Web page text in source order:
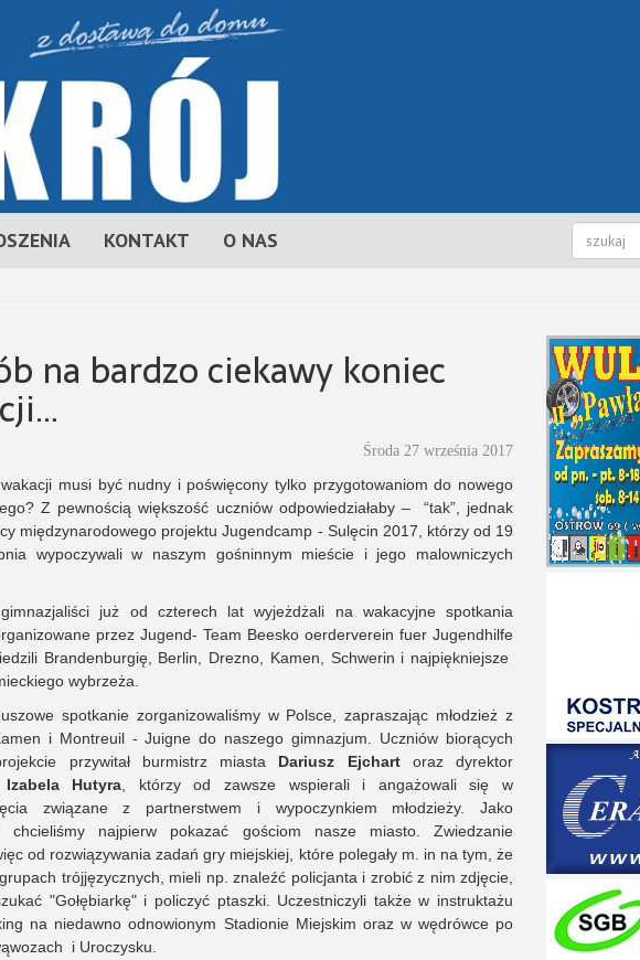
KONTAKT O NAS
na bardzo ciekawy koniec
Środa 27 września 2017
musi być nudny i poświęcony tylko przygotowaniom do nowego
Z pewnością większość uczniów odpowiedziałaby – “tak”, jednak
międzynarodowego projektu Jugendcamp - Sulęcin 2017, którzy od 19
wypoczywali w naszym gośninnym mieście i jego malowniczych
gimnazjaliści już od czterech lat wyjeżdżali na wakacyjne spotkania
przez Jugend- Team Beesko oerderverein fuer Jugendhilfe
Brandenburgię, Berlin, Drezno, Kamen, Schwerin i najpiękniejsze
wybrzeża.
spotkanie zorganizowaliśmy w Polsce, zapraszając młodzież z
i Montreuil - Juigne do naszego gimnazjum. Uczniów biorących
przywitał burmistrz miasta Dariusz Ejchartoraz dyrektor
Izabela Hutyra, którzy od zawsze wspierali i angażowali się w
związane z partnerstwem i wypoczynkiem młodzieży. Jako
chcieliśmy najpierw pokazać gościom nasze miasto. Zwiedzanie
od rozwiązywania zadań gry miejskiej, które polegały m. in na tym, że
trójjęzycznych, mieli np. znaleźć policjanta i zrobić z nim zdjęcie,
"Gołębiarkę" i policzyć ptaszki. Uczestniczyli także w instruktażu
na niedawno odnowionym Stadionie Miejskim oraz w wędrówce po
i Uroczysku.